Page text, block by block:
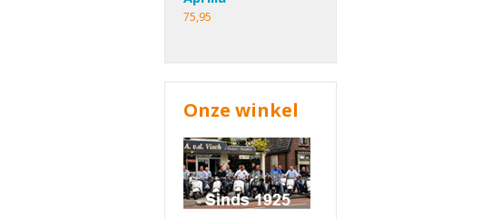
75,95
Onze winkel